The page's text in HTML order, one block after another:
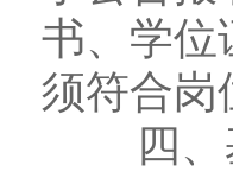
书、学位
须符合岗
四、